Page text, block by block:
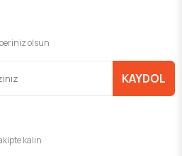
olsun
KAYDOL
kalın